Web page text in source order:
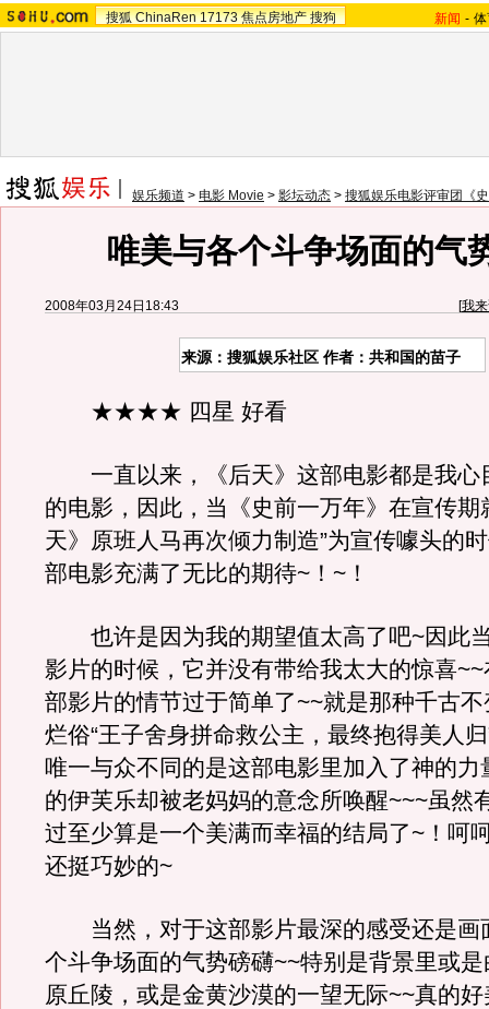
搜狐 ChinaRen 17173 焦点房地产 搜狗 新闻 -
娱乐频道 > 电影 Movie > 影坛动态 > 搜狐娱乐电影评审团《
唯美与各个斗争场面的气
2008年03月24日18:43 [我
来源：搜狐娱乐社区 作者：共和国的苗子
★★★★ 四星 好看
一直以来，《后天》这部电影都是我心
的电影，因此，当《史前一万年》在宣传期
天》原班人马再次倾力制造”为宣传噱头的
部电影充满了无比的期待~！~！
也许是因为我的期望值太高了吧~因此
影片的时候，它并没有带给我太大的惊喜
部影片的情节过于简单了~~就是那种千古
烂俗“王子舍身拼命救公主，最终抱得美人
唯一与众不同的是这部电影里加入了神的力
的伊芙乐却被老妈妈的意念所唤醒~~~虽然
过至少算是一个美满而幸福的结局了~！呵
还挺巧妙的~
当然，对于这部影片最深的感受还是画
个斗争场面的气势磅礴~~特别是背景里或
原丘陵，或是金黄沙漠的一望无际~~真的